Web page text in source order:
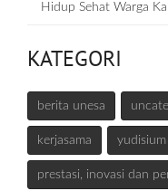
Hidup Sehat Warga
KATEGORI
berita unesa
kerjasama
prestasi, inovasi dan